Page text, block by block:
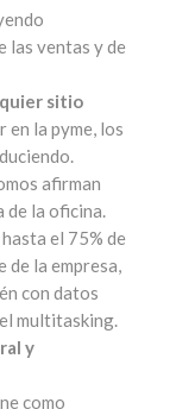
las ventas y de
sitio
en la pyme, los
afirman
de la oficina.
el 75% de
de la empresa,
con datos
multitasking.
y
como